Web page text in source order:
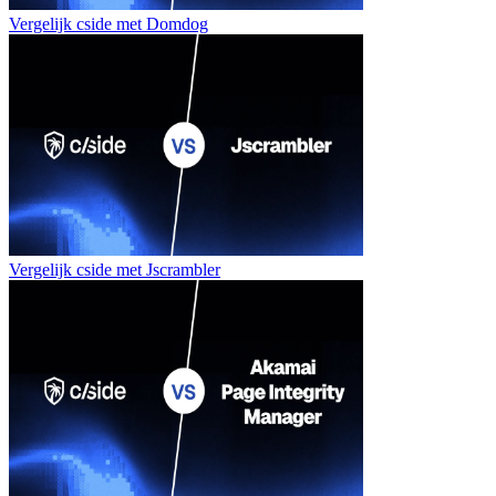
Vergelijk cside met Domdog
Vergelijk cside met Jscrambler